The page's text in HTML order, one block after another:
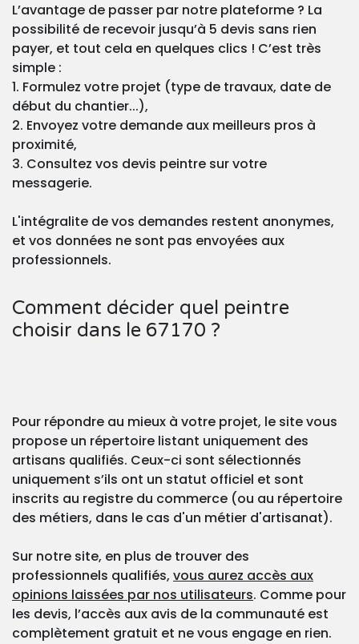
L’avantage de passer par notre plateforme ? La
possibilité de recevoir jusqu’à 5 devis sans rien
payer, et tout cela en quelques clics ! C’est très
simple :
1. Formulez votre projet (type de travaux, date de
début du chantier...),
2. Envoyez votre demande aux meilleurs pros à
proximité,
3. Consultez vos devis peintre sur votre
messagerie.
L'intégralite de vos demandes restent anonymes,
et vos données ne sont pas envoyées aux
professionnels.
Comment décider quel peintre
choisir dans le 67170 ?
Pour répondre au mieux à votre projet, le site vous
propose un répertoire listant uniquement des
artisans qualifiés. Ceux-ci sont sélectionnés
uniquement s’ils ont un statut officiel et sont
inscrits au registre du commerce (ou au répertoire
des métiers, dans le cas d'un métier d'artisanat).
Sur notre site, en plus de trouver des
professionnels qualifiés, vous aurez accès aux
opinions laissées par nos utilisateurs. Comme pour
les devis, l’accès aux avis de la communauté est
complètement gratuit et ne vous engage en rien.